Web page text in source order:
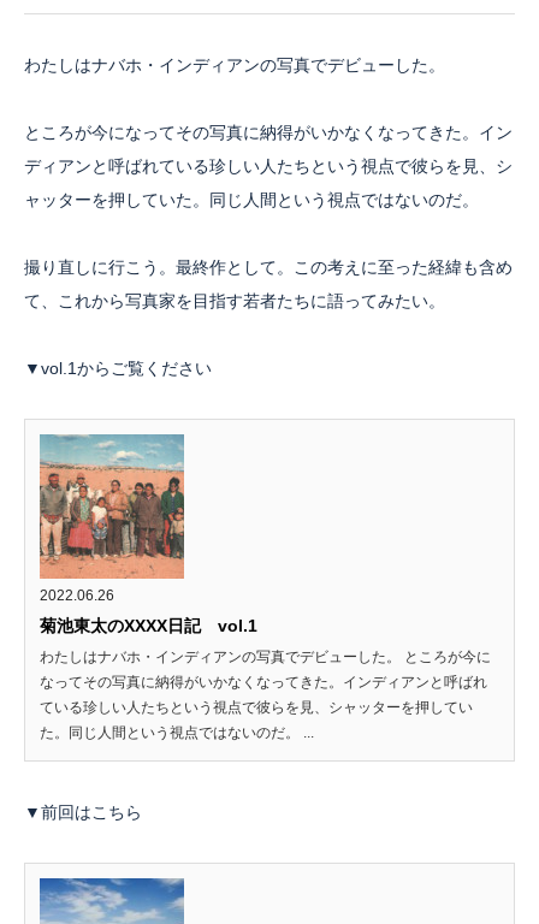
わたしはナバホ・インディアンの写真でデビューした。
ところが今になってその写真に納得がいかなくなってきた。イン
ディアンと呼ばれている珍しい人たちという視点で彼らを見、シ
ャッターを押していた。同じ人間という視点ではないのだ。
撮り直しに行こう。最終作として。この考えに至った経緯も含め
て、これから写真家を目指す若者たちに語ってみたい。
▼vol.1からご覧ください
2022.06.26
菊池東太のXXXX日記 vol.1
わたしはナバホ・インディアンの写真でデビューした。 ところが今に
なってその写真に納得がいかなくなってきた。インディアンと呼ばれ
ている珍しい人たちという視点で彼らを見、シャッターを押してい
た。同じ人間という視点ではないのだ。 ...
▼前回はこちら